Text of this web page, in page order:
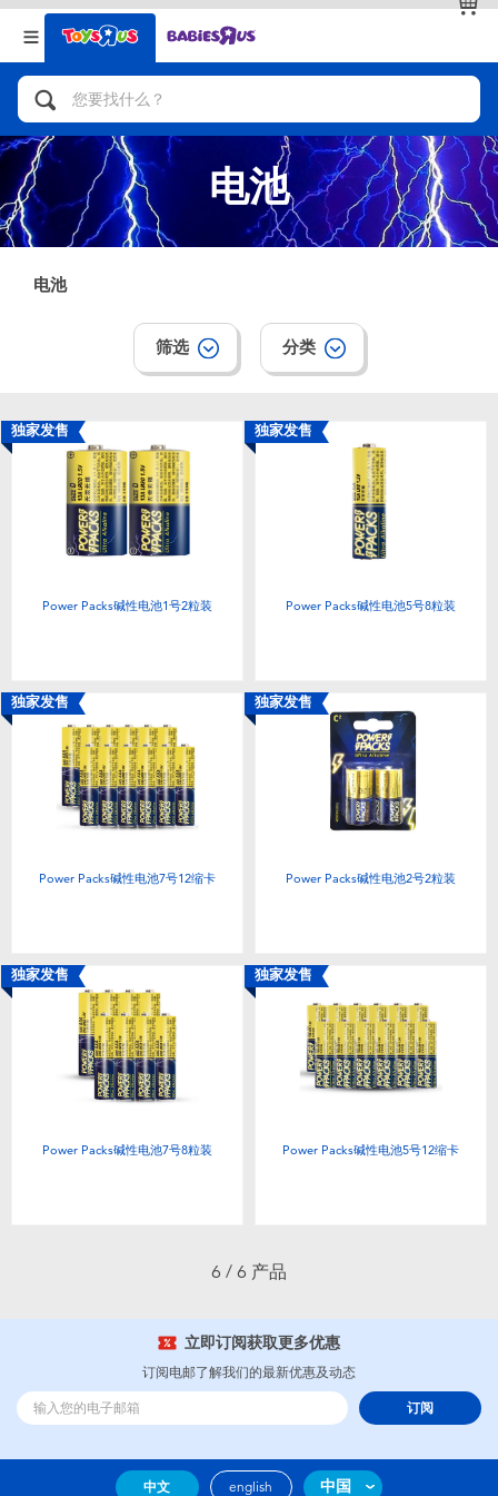
返回
分类目录
人气英雄，角色扮演，射击玩具
自行车，滑板车，骑乘车
拼砌组合及乐高LEGO
手工艺，文具，蜡笔，泥胶，画板
娃娃，芭比，收藏公仔
电子玩具
户外及运动产品
派对用品
模仿，化妆及造型系列
毛绒公仔玩具
婴儿及学前玩具
电池
新登场
返回
品牌
查看全部
电池
电池
筛选 分类
独家发售
Power Packs碱性电池1号2粒装
独家发售
Power Packs碱性电池5号8粒装
独家发售
Power Packs碱性电池7号12缩卡
独家发售
Power Packs碱性电池2号2粒装
独家发售
Power Packs碱性电池7号8粒装
独家发售
Power Packs碱性电池5号12缩卡
6 / 6 产品
立即订阅获取更多优惠
订阅电邮了解我们的最新优惠及动态
订阅
中文 english 中国